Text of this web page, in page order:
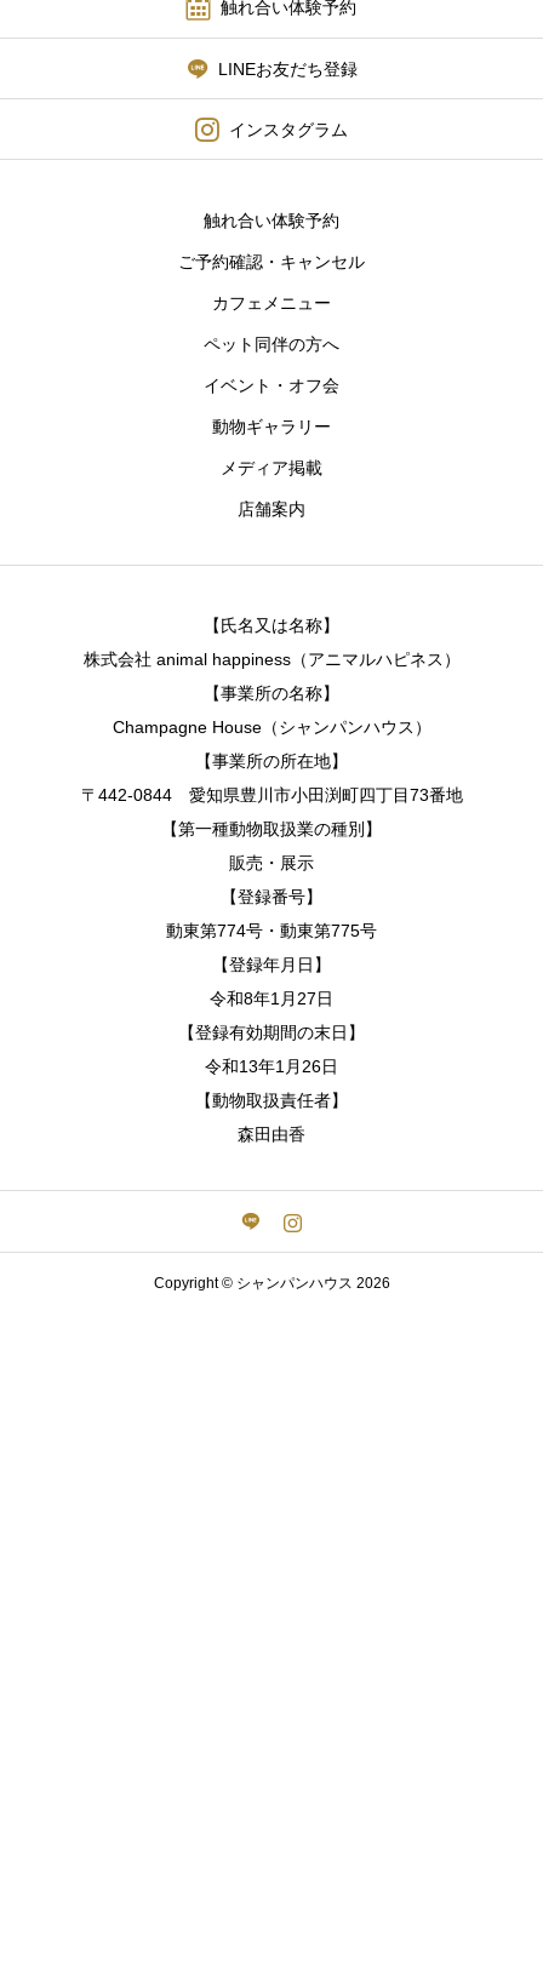
触れ合い体験予約
LINEお友だち登録
インスタグラム
触れ合い体験予約
ご予約確認・キャンセル
カフェメニュー
ペット同伴の方へ
イベント・オフ会
動物ギャラリー
メディア掲載
店舗案内
【氏名又は名称】
株式会社 animal happiness（アニマルハピネス）
【事業所の名称】
Champagne House（シャンパンハウス）
【事業所の所在地】
〒442-0844 愛知県豊川市小田渕町四丁目73番地
【第一種動物取扱業の種別】
販売・展示
【登録番号】
動東第774号・動東第775号
【登録年月日】
令和8年1月27日
【登録有効期間の末日】
令和13年1月26日
【動物取扱責任者】
森田由香
Copyright © シャンパンハウス 2026